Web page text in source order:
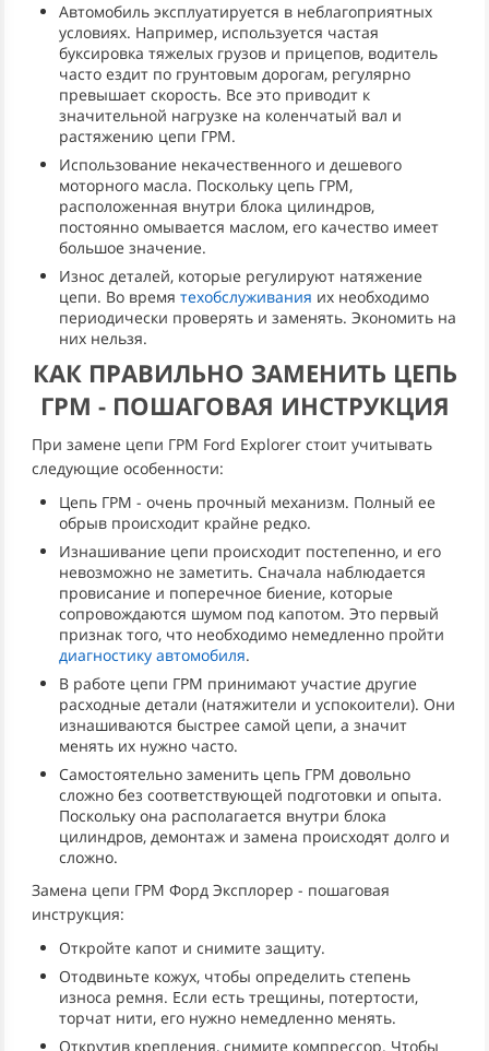
Автомобиль эксплуатируется в неблагоприятных
условиях. Например, используется частая
буксировка тяжелых грузов и прицепов, водитель
часто ездит по грунтовым дорогам, регулярно
превышает скорость. Все это приводит к
значительной нагрузке на коленчатый вал и
растяжению цепи ГРМ.
Использование некачественного и дешевого
моторного масла. Поскольку цепь ГРМ,
расположенная внутри блока цилиндров,
постоянно омывается маслом, его качество имеет
большое значение.
Износ деталей, которые регулируют натяжение
цепи. Во времятехобслуживания их необходимо
периодически проверять и заменять. Экономить на
них нельзя.
КАК ПРАВИЛЬНО ЗАМЕНИТЬ ЦЕПЬ
ГРМ - ПОШАГОВАЯ ИНСТРУКЦИЯ
При замене цепи ГРМ Ford Explorer стоит учитывать
следующие особенности:
Цепь ГРМ - очень прочный механизм. Полный ее
обрыв происходит крайне редко.
Изнашивание цепи происходит постепенно, и его
невозможно не заметить. Сначала наблюдается
провисание и поперечное биение, которые
сопровождаются шумом под капотом. Это первый
признак того, что необходимо немедленно пройти
диагностику автомобиля.
В работе цепи ГРМ принимают участие другие
расходные детали (натяжители и успокоители). Они
изнашиваются быстрее самой цепи, а значит
менять их нужно часто.
Самостоятельно заменить цепь ГРМ довольно
сложно без соответствующей подготовки и опыта.
Поскольку она располагается внутри блока
цилиндров, демонтаж и замена происходят долго и
сложно.
Замена цепи ГРМ Форд Эксплорер - пошаговая
инструкция:
Откройте капот и снимите защиту.
Отодвиньте кожух, чтобы определить степень
износа ремня. Если есть трещины, потертости,
торчат нити, его нужно немедленно менять.
Открутив крепления, снимите компрессор. Чтобы